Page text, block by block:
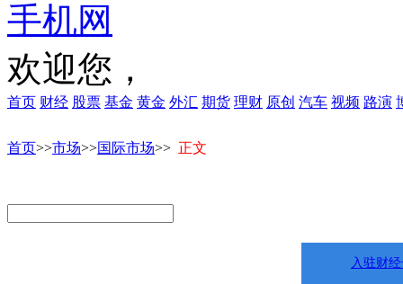
手机网
欢迎您，
首页 财经 股票 基金 黄金 外汇 期货 理财 原创 汽车 视频 路演
首页>>市场>>国际市场>> 正文
入驻财